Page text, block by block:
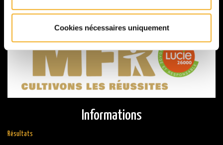
Cookies nécessaires uniquement
Informations
Résultats